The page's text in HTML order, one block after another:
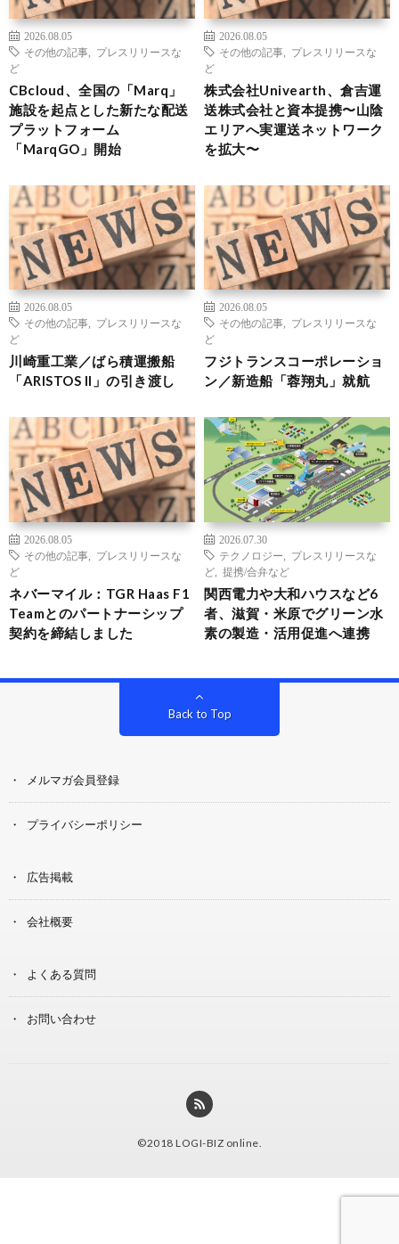
2026.08.05
その他の記事
プレスリリースな
ど
CBcloud、全国の「Marq」
施設を起点とした新たな配送
プラットフォーム
「MarqGO」開始
2026.08.05
その他の記事
プレスリリースな
ど
株式会社Univearth、倉吉運
送株式会社と資本提携〜山陰
エリアへ実運送ネットワーク
を拡大〜
2026.08.05
その他の記事
プレスリリースな
ど
川崎重工業／ばら積運搬船
「ARISTOS II」の引き渡し
2026.08.05
その他の記事
プレスリリースな
ど
フジトランスコーポレーショ
ン／新造船「蓉翔丸」就航
2026.08.05
その他の記事
プレスリリースな
ど
ネバーマイル：TGR Haas F1
Teamとのパートナーシップ
契約を締結しました
2026.07.30
テクノロジー
プレスリリースな
ど
提携/合弁など
関西電力や大和ハウスなど6
者、滋賀・米原でグリーン水
素の製造・活用促進へ連携
Back to Top
メルマガ会員登録
プライバシーポリシー
広告掲載
会社概要
よくある質問
お問い合わせ
©2018 LOGI-BIZ online